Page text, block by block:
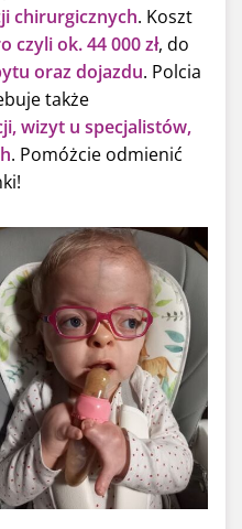
chirurgicznych. Koszt
czyli ok. 44 000 zł, do
oraz dojazdu. Polcia
także
wizyt u specjalistów,
. Pomóżcie odmienić